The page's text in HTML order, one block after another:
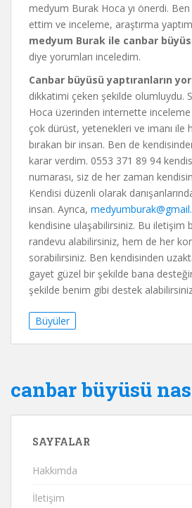
medyum Burak Hoca yı önerdi.
ettim ve inceleme, araştırma
medyum Burak ile canbar
diye yorumları inceledim.
Canbar büyüsü yaptıranların
dikkatimi çeken şekilde olumluydu.
Hoca üzerinden internette inceleme
çok dürüst, yetenekleri ve imanı ile
bırakan bir insan. Ben de
karar verdim. 0553 371 89 94
numarası, siz de her zaman
Kendisi düzenli olarak
insan. Ayrıca,
kendisine ulaşabilirsiniz. Bu iletişim
randevu alabilirsiniz, hem de her
sorabilirsiniz. Ben kendisinden
gayet güzel bir şekilde bana
şekilde benim gibi destek
Büyüler
canbar büyüsü
SAYFALAR
Hakkımda
İletişim